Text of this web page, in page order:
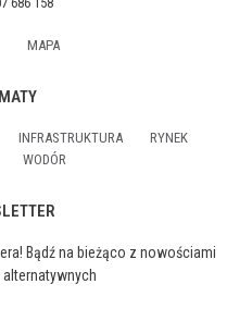
MAPA
INFRASTRUKTURA
RYNEK
WODÓR
Bądź na bieżąco z nowościami
alternatywnych